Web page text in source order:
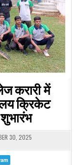
करारी में
क्रिकेट
30, 2025